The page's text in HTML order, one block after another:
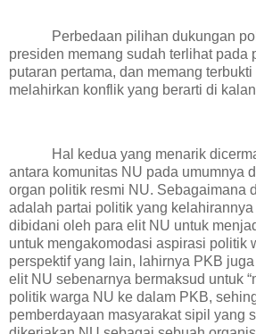
Perbedaan pilihan dukungan
presiden memang sudah terlihat pada
putaran pertama, dan memang
melahirkan konflik yang berarti di
Hal kedua yang menarik
antara komunitas NU pada umumnya
organ politik resmi NU. Sebagaimana
adalah partai politik yang kelahirannya
dibidani oleh para elit NU untuk
untuk mengakomodasi aspirasi politik
perspektif yang lain, lahirnya PKB
elit NU sebenarnya bermaksud untuk
politik warga NU ke dalam PKB,
pemberdayaan masyarakat sipil yang